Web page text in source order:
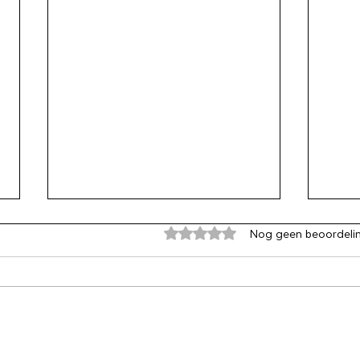
Beoordeeld met 0 uit 5
Nog geen